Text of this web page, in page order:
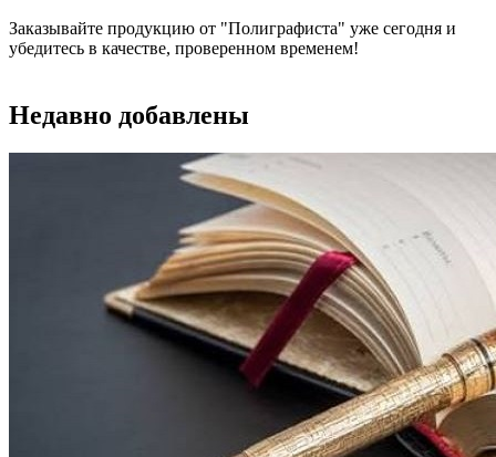
Заказывайте продукцию от "Полиграфиста" уже сегодня и
убедитесь в качестве, проверенном временем!
Недавно добавлены